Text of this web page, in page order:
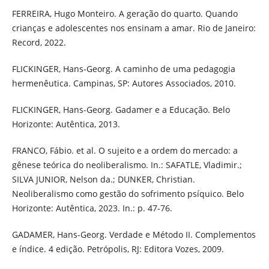
FERREIRA, Hugo Monteiro. A geração do quarto. Quando
crianças e adolescentes nos ensinam a amar. Rio de Janeiro:
Record, 2022.
FLICKINGER, Hans-Georg. A caminho de uma pedagogia
hermenêutica. Campinas, SP: Autores Associados, 2010.
FLICKINGER, Hans-Georg. Gadamer e a Educação. Belo
Horizonte: Autêntica, 2013.
FRANCO, Fábio. et al. O sujeito e a ordem do mercado: a
gênese teórica do neoliberalismo. In.: SAFATLE, Vladimir.;
SILVA JUNIOR, Nelson da.; DUNKER, Christian.
Neoliberalismo como gestão do sofrimento psíquico. Belo
Horizonte: Autêntica, 2023. In.: p. 47-76.
GADAMER, Hans-Georg. Verdade e Método II. Complementos
e índice. 4 edição. Petrópolis, RJ: Editora Vozes, 2009.